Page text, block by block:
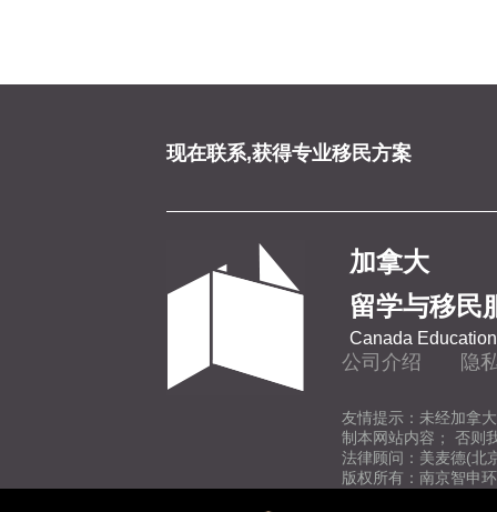
现在联系,获得专业移民方案
加拿大
留学与移民
Canada
公司介绍 隐
友情提示：未经加拿
制本网站内容； 否则
法律顾问：美麦德(北
版权所有：南京智申